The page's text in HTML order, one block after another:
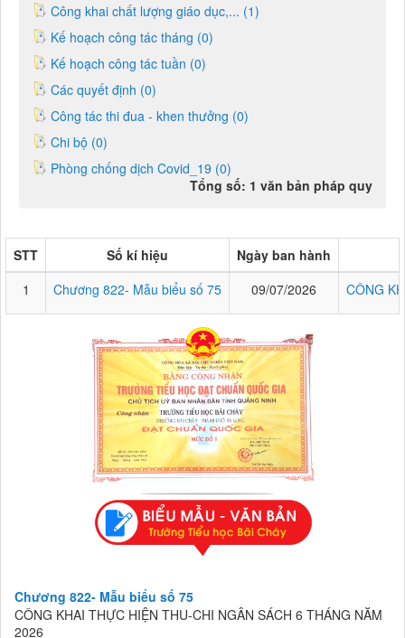
Công khai chất lượng giáo dục,... (1)
Kế hoạch công tác tháng (0)
Kế hoạch công tác tuần (0)
Các quyết định (0)
Công tác thi đua - khen thưởng (0)
Chi bộ (0)
Phòng chống dịch Covid_19 (0)
Tổng số: 1 văn bản pháp quy
STT Số kí hiệu
Ngày ban hành
1
Chương 822- Mẫu biểu số 75 09/07/2026 CÔNG
Chương 822- Mẫu biểu số 75
CÔNG KHAI THỰC HIỆN THU-CHI NGÂN SÁCH 6 THÁNG NĂM
2026